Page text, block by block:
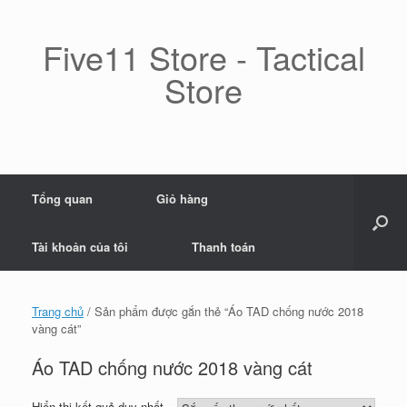
Five11 Store - Tactical
Store
Tổng quan Giỏ hàng
Tài khoản của tôi Thanh toán
Trang chủ / Sản phẩm được gắn thẻ “Áo TAD chống nước 2018
vàng cát”
Áo TAD chống nước 2018 vàng cát